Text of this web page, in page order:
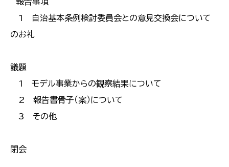
1 自治基本条例検討委員会との意見交換会について
のお礼
議題
1 モデル事業からの観察結果について
2 報告書骨子（案）について
3 その他
閉会